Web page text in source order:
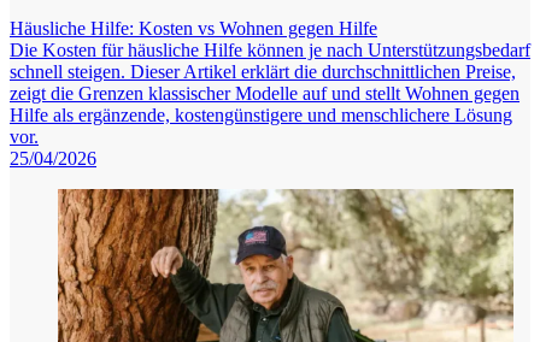
Häusliche Hilfe: Kosten vs Wohnen gegen Hilfe
Die Kosten für häusliche Hilfe können je nach Unterstützungsbedarf
schnell steigen. Dieser Artikel erklärt die durchschnittlichen Preise,
zeigt die Grenzen klassischer Modelle auf und stellt Wohnen gegen
Hilfe als ergänzende, kostengünstigere und menschlichere Lösung
vor.
25/04/2026